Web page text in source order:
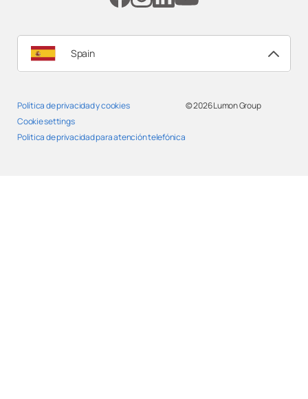
Spain
Política de privacidad y cookies
Cookie settings
Politica de privacidad para atención telefónica
© 2026Lumon Group